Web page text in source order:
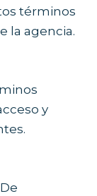
términos
la agencia.
y